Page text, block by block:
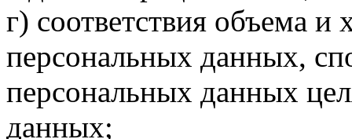
г) соответствия объема и
персональных данных,
персональных данных
данных;